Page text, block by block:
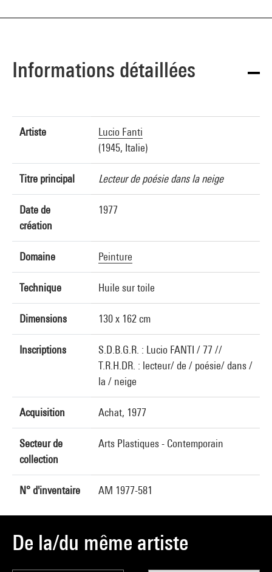
Informations détaillées
Artiste
Lucio Fanti
(1945, Italie)
Titre principal Lecteur de poésie dans la neige
Date de
création
1977
Domaine Peinture
Technique Huile sur toile
Dimensions 130 x 162 cm
Inscriptions
S.D.B.G.R. : Lucio FANTI / 77 //
T.R.H.DR. : lecteur/ de / poésie/ dans /
la / neige
Acquisition Achat, 1977
Secteur de
collection
Arts Plastiques - Contemporain
N° d'inventaire AM 1977-581
De la/du même artiste